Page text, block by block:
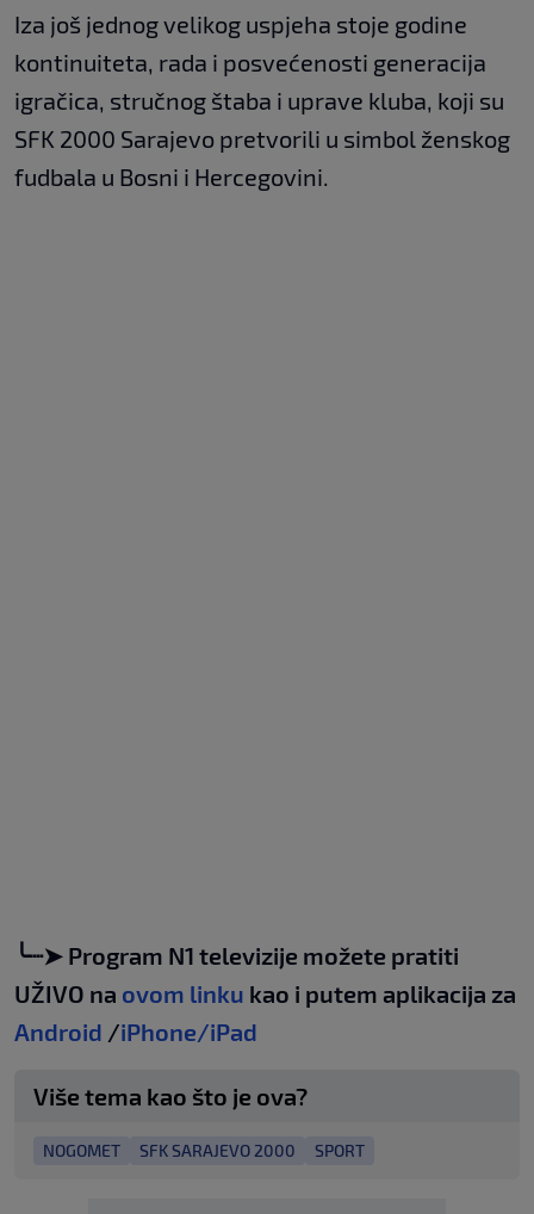
Iza još jednog velikog uspjeha stoje godine
kontinuiteta, rada i posvećenosti generacija
igračica, stručnog štaba i uprave kluba, koji su
SFK 2000 Sarajevo pretvorili u simbol ženskog
fudbala u Bosni i Hercegovini.
╰┈➤ Program N1 televizije možete pratiti
UŽIVO na ovom linku kao i putem aplikacija za
Android /iPhone/iPad
Više tema kao što je ova?
NOGOMET SFK SARAJEVO 2000 SPORT